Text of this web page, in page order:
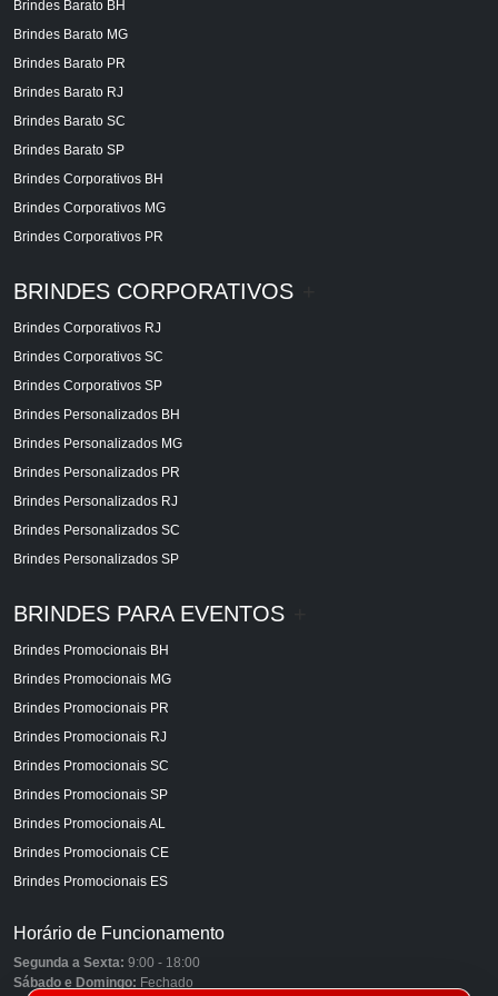
Brindes Barato BH
Brindes Barato MG
Brindes Barato PR
Brindes Barato RJ
Brindes Barato SC
Brindes Barato SP
Brindes Corporativos BH
Brindes Corporativos MG
Brindes Corporativos PR
BRINDES CORPORATIVOS
Brindes Corporativos RJ
Brindes Corporativos SC
Brindes Corporativos SP
Brindes Personalizados BH
Brindes Personalizados MG
Brindes Personalizados PR
Brindes Personalizados RJ
Brindes Personalizados SC
Brindes Personalizados SP
BRINDES PARA EVENTOS
Brindes Promocionais BH
Brindes Promocionais MG
Brindes Promocionais PR
Brindes Promocionais RJ
Brindes Promocionais SC
Brindes Promocionais SP
Brindes Promocionais AL
Brindes Promocionais CE
Brindes Promocionais ES
Horário de Funcionamento
Segunda a Sexta: 9:00 - 18:00
Sábado e Domingo: Fechado